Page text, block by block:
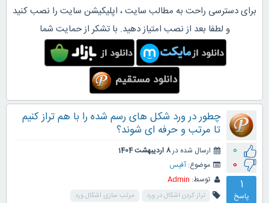
برای دسترسی راحت به مطالب سایت ، اپلیکیشن سایت را نصب کنید
و لطفا بعد از نصب امتیاز دهید. با تشکر از حمایت شما
0
0
1
پاسخ
چطور در ورد شکل های رسم شده را با هم تراز کنیم
تا مرتب و حرفه ای شوند؟
ارسال شده در8 اردیبهشت 1404
موضوع: آفیس
توسط: Admin
تراز کردن اشکال در ورد
مرتب سازی اشکال ورد